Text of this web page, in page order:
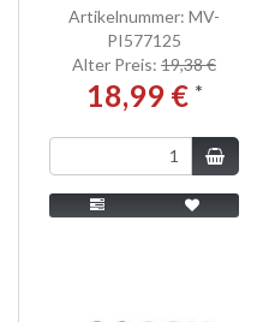
Artikelnummer: MV-
PI577125
Alter Preis: 19,38 €
18,99 € *